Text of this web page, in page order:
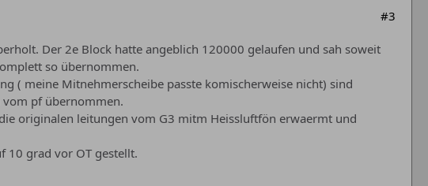
#3
Der 2e Block hatte angeblich 120000 gelaufen und sah soweit
so übernommen.
( meine Mitnehmerscheibe passte komischerweise nicht) sind
vom pf übernommen.
originalen leitungen vom G3 mitm Heissluftfön erwaermt und
10 grad vor OT gestellt.